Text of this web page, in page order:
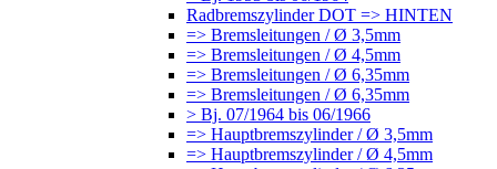
Radbremszylinder DOT => HINTEN
=> Bremsleitungen / Ø 3,5mm
=> Bremsleitungen / Ø 4,5mm
=> Bremsleitungen / Ø 6,35mm
=> Bremsleitungen / Ø 6,35mm
> Bj. 07/1964 bis 06/1966
=> Hauptbremszylinder / Ø 3,5mm
=> Hauptbremszylinder / Ø 4,5mm